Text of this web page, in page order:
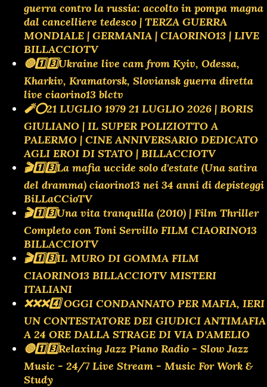
guerra contro la russia: accolto in pompa magna
dal cancelliere tedesco | TERZA GUERRA
MONDIALE | GERMANIA | CIAORINO13 | LIVE
BILLACCIOTV
🔴1️⃣3️⃣Ukraine live cam from Kyiv, Odessa,
Kharkiv, Kramatorsk, Sloviansk guerra diretta
live ciaorino13 blctv
🧨⭕️21 LUGLIO 1979 21 LUGLIO 2026 | BORIS
GIULIANO | IL SUPER POLIZIOTTO A
PALERMO | CINE ANNIVERSARIO DEDICATO
AGLI EROI DI STATO | BILLACCIOTV
🎬1️⃣3️⃣La mafia uccide solo d'estate (Una satira
del dramma) ciaorino13 nei 34 anni di depisteggi
BiLLaCCioTV
🎬1️⃣3️⃣Una vita tranquilla (2010) | Film Thriller
Completo con Toni Servillo FILM CIAORINO13
BILLACCIOTV
🎬1️⃣3️⃣IL MURO DI GOMMA FILM
CIAORINO13 BILLACCIOTV MISTERI
ITALIANI
❌️❌️❌️4️⃣ OGGI CONDANNATO PER MAFIA, IERI
UN CONTESTATORE DEI GIUDICI ANTIMAFIA
A 24 ORE DALLA STRAGE DI VIA D'AMELIO
🔴1️⃣3️⃣Relaxing Jazz Piano Radio - Slow Jazz
Music - 24/7 Live Stream - Music For Work &
Study